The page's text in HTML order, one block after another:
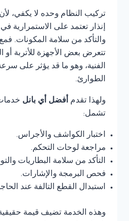
تركيب النظام وحده لا يكفي،
إنذار تعتمد على الاستمرارية
والتأكد من سلامة المكونات.
تتعرض بعض الأجهزة للأتربة أو
الفنية، وهو ما قد يؤثر على
الطوارئ.
ولهذا تقدم أفضل أي بانل
تشمل:
اختبار الكواشف والأجراس.
مراجعة لوحات التحكم.
التأكد من سلامة البطاريات
فحص البرمجة والإشارات.
استبدال القطع التالفة عند
وهذه الخدمة تضيف قيمة